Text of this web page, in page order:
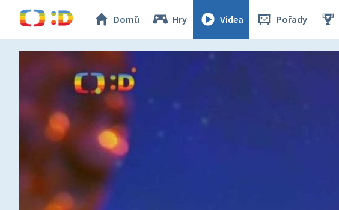
Domů Hry Videa Pořady